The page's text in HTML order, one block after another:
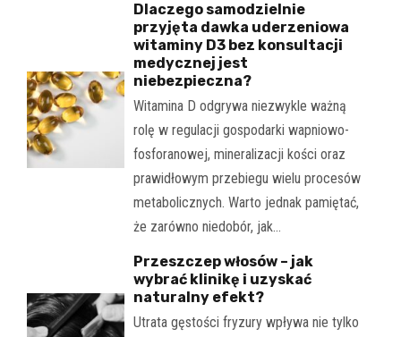
Dlaczego samodzielnie
przyjęta dawka uderzeniowa
witaminy D3 bez konsultacji
medycznej jest
niebezpieczna?
Witamina D odgrywa niezwykle ważną
rolę w regulacji gospodarki wapniowo-
fosforanowej, mineralizacji kości oraz
prawidłowym przebiegu wielu procesów
metabolicznych. Warto jednak pamiętać,
że zarówno niedobór, jak…
Przeszczep włosów – jak
wybrać klinikę i uzyskać
naturalny efekt?
Utrata gęstości fryzury wpływa nie tylko